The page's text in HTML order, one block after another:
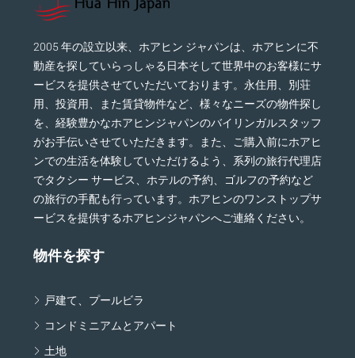
2005 年の設立以来、ホアヒン ジャパンは、ホアヒンに不
動産を探していらっしゃる日本そして世界中のお客様にサ
ービスを提供させていただいております。永住用、別荘
用、投資用、また賃貸物件など、様々なニーズの物件探し
を、経験豊かなホアヒンジャパンのバイリンガルスタッフ
がお手伝いさせていただきます。また、ご購入前にホアヒ
ンでの生活を体験していただけるよう、系列の旅行代理店
でタクシー サービス、ホテルの予約、ゴルフの予約など
の旅行の手配も行っています。ホアヒンのワンストップサ
ービスを提供するホアヒンジャパンへご連絡ください。
物件を探す
戸建て、プールビラ
コンドミニアムとアパート
土地